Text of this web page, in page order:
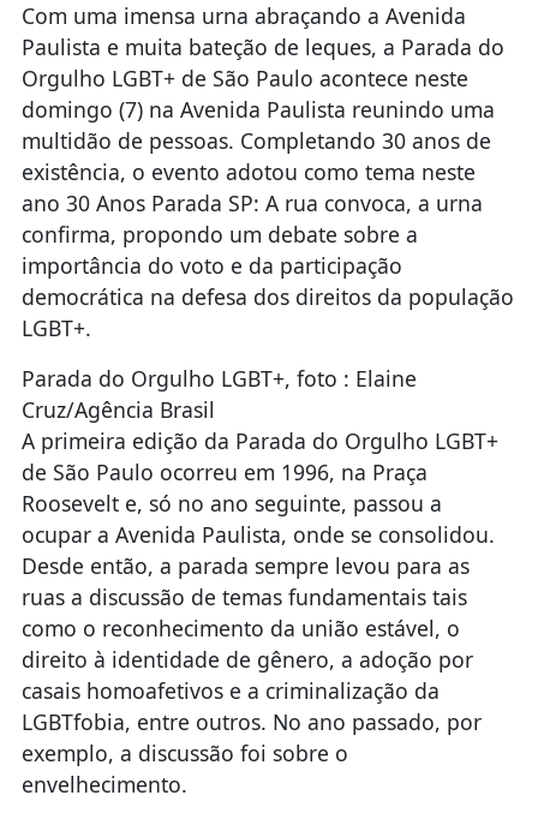
Com uma imensa urna abraçando a Avenida
Paulista e muita bateção de leques, a Parada do
Orgulho LGBT+ de São Paulo acontece neste
domingo (7) na Avenida Paulista reunindo uma
multidão de pessoas. Completando 30 anos de
existência, o evento adotou como tema neste
ano 30 Anos Parada SP: A rua convoca, a urna
confirma, propondo um debate sobre a
importância do voto e da participação
democrática na defesa dos direitos da população
LGBT+.
Parada do Orgulho LGBT+, foto : Elaine
Cruz/Agência Brasil
A primeira edição da Parada do Orgulho LGBT+
de São Paulo ocorreu em 1996, na Praça
Roosevelt e, só no ano seguinte, passou a
ocupar a Avenida Paulista, onde se consolidou.
Desde então, a parada sempre levou para as
ruas a discussão de temas fundamentais tais
como o reconhecimento da união estável, o
direito à identidade de gênero, a adoção por
casais homoafetivos e a criminalização da
LGBTfobia, entre outros. No ano passado, por
exemplo, a discussão foi sobre o
envelhecimento.